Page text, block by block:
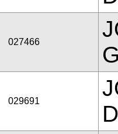
027466
029691